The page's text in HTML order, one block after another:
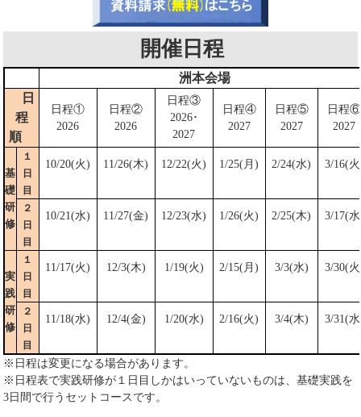
開催日程
洲本会場
日
程
順
日程①
2026
日程②
2026
日程③
2026･
2027
日程④
2027
日程⑤
2027
日程⑥
2027
基
礎
研
修
１
日
目
10/20(火) 11/26(木) 12/22(火) 1/25(月) 2/24(水) 3/16(
２
日
目
10/21(水) 11/27(金) 12/23(水) 1/26(火) 2/25(木) 3/17(
実
践
研
修
１
日
目
11/17(火) 12/3(木) 1/19(火) 2/15(月) 3/3(水) 3/30(
２
日
目
11/18(水) 12/4(金) 1/20(水) 2/16(火) 3/4(木) 3/31(
※日程は変更になる場合があります。
※日程表で実践研修が１日目しかはいっていないものは、基礎実践を
3日間で行うセットコースです。